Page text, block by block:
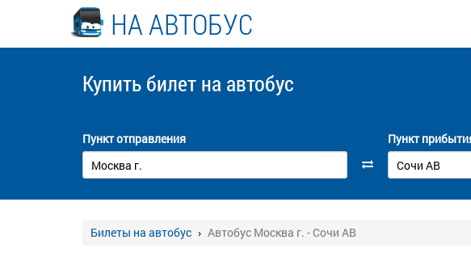
НА АВТОБУС
Купить билет на автобус
Пункт отправления Пункт
Билеты на автобус Автобус Москва г. - Сочи АВ